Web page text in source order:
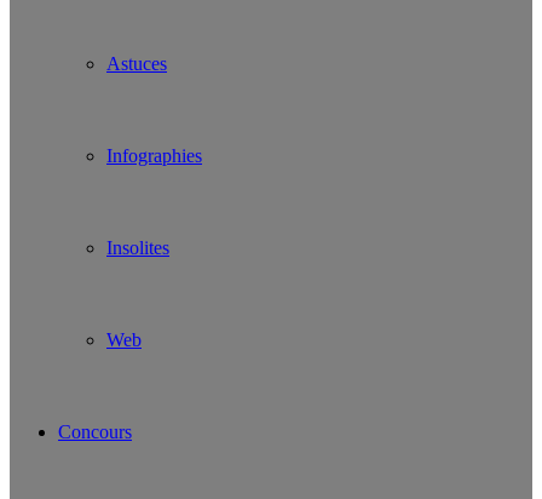
Astuces
Infographies
Insolites
Web
Concours